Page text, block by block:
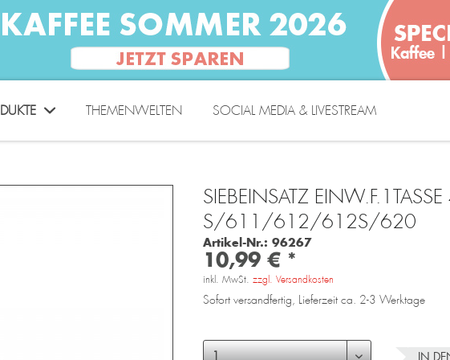
THEMENWELTEN SOCIAL MEDIA & LIVESTREAM
SIEBEINSATZ
S/611/612/612S/620
Artikel-Nr.: 96267
10,99 € *
inkl. MwSt. zzgl. Versandkosten
Sofort versandfertig, Lieferzeit ca. 2-3 Werktage
IN